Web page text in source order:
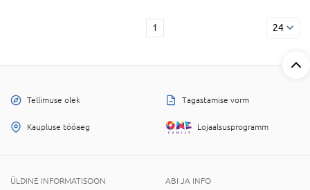
1 24
Tellimuse olek Tagastamise vorm
Kaupluse tööaeg Lojaalsusprogramm
ÜLDINE INFORMATISOON
ABI JA INFO